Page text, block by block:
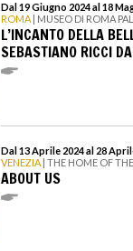
Dal 19 Giugno 2024 al 18
ROMA | MUSEO DI ROMA
L’INCANTO DELLA
SEBASTIANO RICCI
Dal 13 Aprile 2024 al 28
VENEZIA | THE HOME OF
ABOUT US